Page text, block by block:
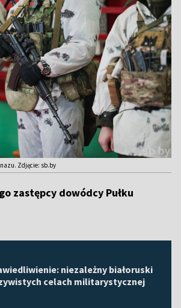
Zdjęcie: sb.by
zastępcy dowódcy Pułku
niezależny białoruski
celach militarystycznej